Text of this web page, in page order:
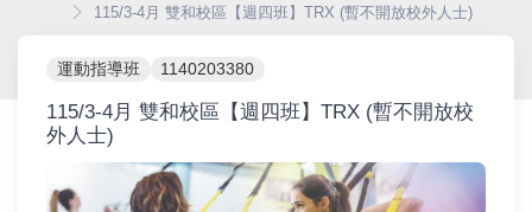
115/3-4月 雙和校區【週四班】TRX (暫不開放校外人士)
運動指導班 1140203380
115/3-4月 雙和校區【週四班】TRX (暫不開放校
外人士)